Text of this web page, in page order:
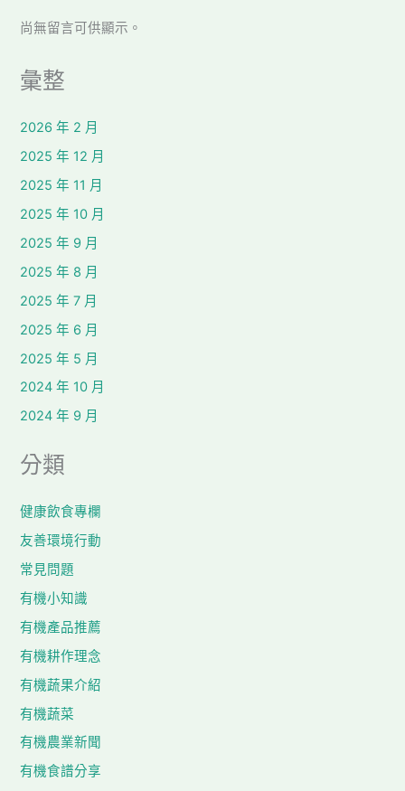
尚無留言可供顯示。
彙整
2026 年 2 月
2025 年 12 月
2025 年 11 月
2025 年 10 月
2025 年 9 月
2025 年 8 月
2025 年 7 月
2025 年 6 月
2025 年 5 月
2024 年 10 月
2024 年 9 月
分類
健康飲食專欄
友善環境行動
常見問題
有機小知識
有機產品推薦
有機耕作理念
有機蔬果介紹
有機蔬菜
有機農業新聞
有機食譜分享